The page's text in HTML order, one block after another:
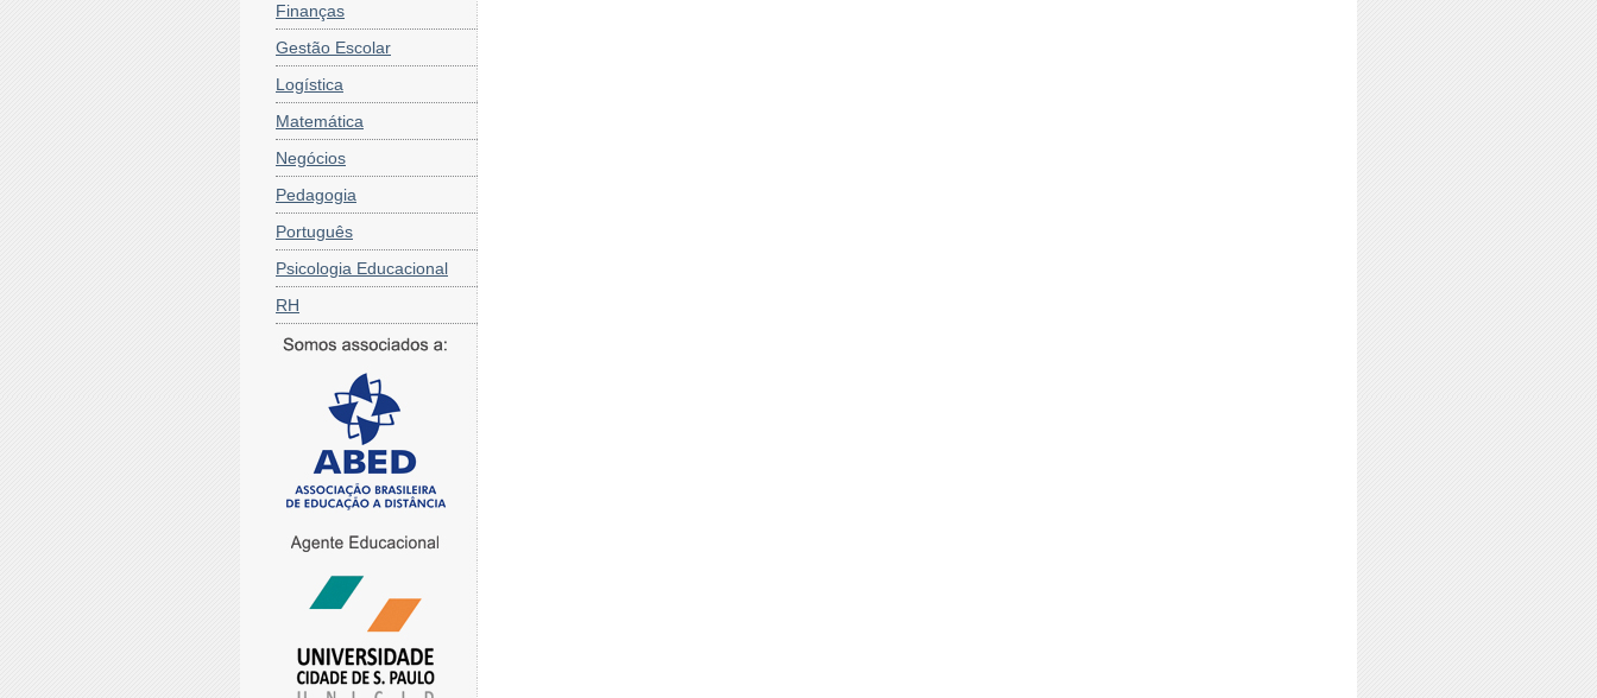
Finanças
Gestão Escolar
Logística
Matemática
Negócios
Pedagogia
Português
Psicologia Educacional
RH